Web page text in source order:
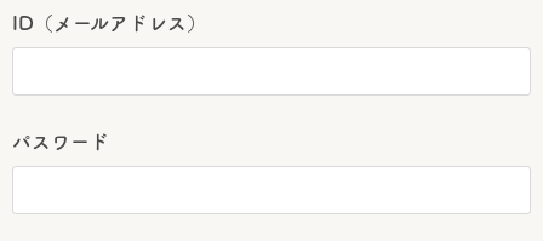
ID（メールアドレス）
パスワード